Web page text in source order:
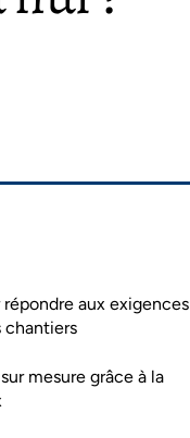
aux exigences
chantiers
mesure grâce à la